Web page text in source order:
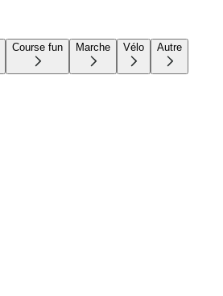
Course fun Marche Vélo Autre